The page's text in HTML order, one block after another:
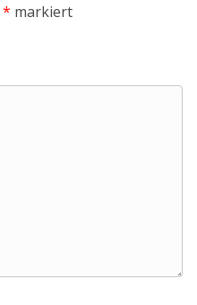
* markiert